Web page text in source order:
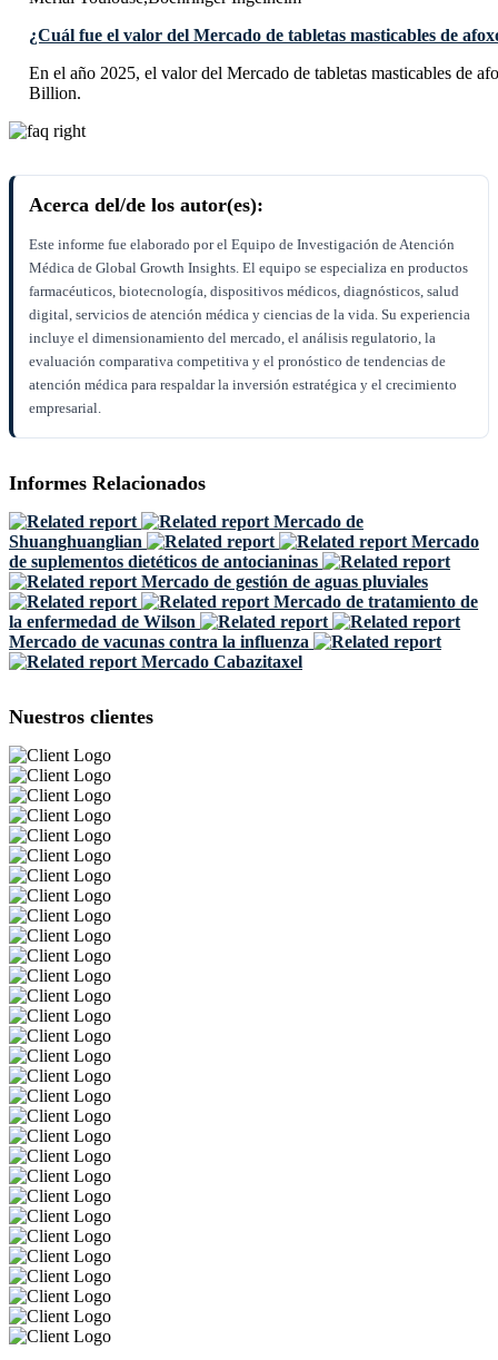
¿Cuál fue el valor del Mercado de tabletas masticables de
En el año 2025, el valor del Mercado de tabletas masticables de
Billion.
Acerca del/de los autor(es):
Este informe fue elaborado por el Equipo de Investigación de Atención
Médica de Global Growth Insights. El equipo se especializa en productos
farmacéuticos, biotecnología, dispositivos médicos, diagnósticos, salud
digital, servicios de atención médica y ciencias de la vida. Su experiencia
incluye el dimensionamiento del mercado, el análisis regulatorio, la
evaluación comparativa competitiva y el pronóstico de tendencias de
atención médica para respaldar la inversión estratégica y el crecimiento
empresarial.
Informes Relacionados
Mercado de
Shuanghuanglian
Mercado
de suplementos dietéticos de antocianinas
Mercado de gestión de aguas pluviales
Mercado de tratamiento de
la enfermedad de Wilson
Mercado de vacunas contra la influenza
Mercado Cabazitaxel
Nuestros clientes